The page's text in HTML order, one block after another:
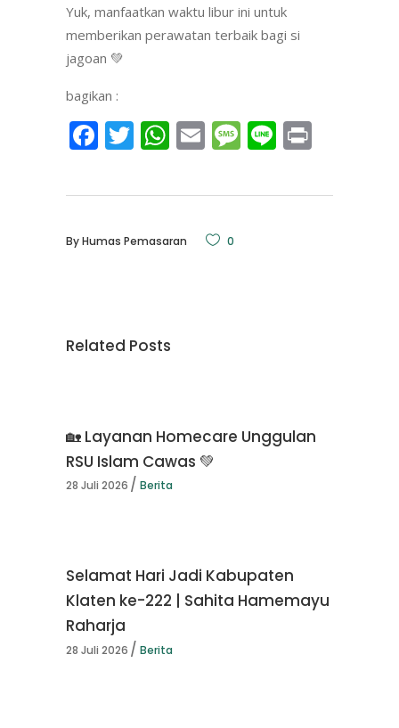
Yuk, manfaatkan waktu libur ini untuk
memberikan perawatan terbaik bagi si
jagoan 💚
bagikan :
Facebook
Twitter
WhatsApp
EmailMessage
Line
ByHumas Pemasaran 0
Related Posts
🏡 Layanan Homecare Unggulan
RSU Islam Cawas 💚
28 Juli 2026 Berita
Selamat Hari Jadi Kabupaten
Klaten ke-222 | Sahita Hamemayu
Raharja
28 Juli 2026 Berita